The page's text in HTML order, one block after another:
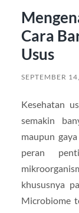
Cara
Usus
SEPTEMBER
Kesehatan
semakin
maupun
peran
khususnya
Microbiome